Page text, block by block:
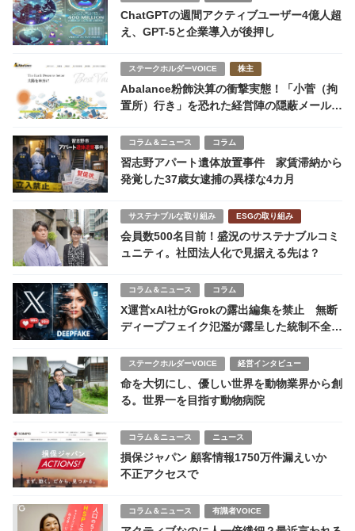
ChatGPTの週間アクティブユーザー4億人超
え、GPT-5と企業導入が後押し
ステークホルダーVOICE 株主
Abalance粉飾決算の衝撃実態！「小菅（拘
置所）行き」を恐れた経営陣の隠蔽メールと
コラム＆ニュース コラム
習志野アパート遺体放置事件 家賃滞納から
発覚した37歳女逮捕の異様な4カ月
サステナブルな取り組み ESGの取り組み
会員数500名目前！盛況のサステナブルコミ
ュニティ。社団法人化で見据える先は？
コラム＆ニュース コラム
X運営xAI社がGrokの露出編集を禁止 無断
ディープフェイク氾濫が露呈した統制不全と
ステークホルダーVOICE 経営インタビュー
命を大切にし、優しい世界を動物業界から創
る。世界一を目指す動物病院
コラム＆ニュース ニュース
損保ジャパン 顧客情報1750万件漏えいか
不正アクセスで
コラム＆ニュース 有識者VOICE